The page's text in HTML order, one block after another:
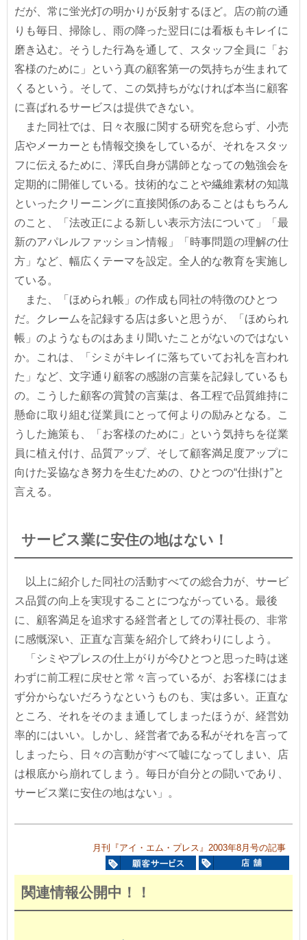
だが、常に蛍光灯の明かりが反射するほど。店の前の通
りも毎日、掃除し、雨の降った翌日には看板もキレイに
磨き込む。そうした行為を通して、スタッフ全員に「お
客様のために」という真の顧客第一の気持ちが生まれて
くるという。そして、この気持ちがなければ本当に顧客
に喜ばれるサービスは提供できない。
また同社では、日々衣服に関する研究を怠らず、小売
店やメーカーとも情報交換をしているが、それをスタッ
フに伝えるために、澤氏自身が講師となっての勉強会を
定期的に開催している。技術的なことや繊維素材の知識
といったクリーニングに直接関係のあることはもちろん
のこと、「法改正による新しい表示方法について」「最
新のアパレルファッション情報」「時事問題の理解の仕
方」など、幅広くテーマを設定。全人的な教育を実施し
ている。
また、「ほめられ帳」の作成も同社の特徴のひとつ
だ。クレームを記録する店は多いと思うが、「ほめられ
帳」のようなものはあまり聞いたことがないのではない
か。これは、「シミがキレイに落ちていてお礼を言われ
た」など、文字通り顧客の感謝の言葉を記録しているも
の。こうした顧客の賞賛の言葉は、各工程で品質維持に
懸命に取り組む従業員にとって何よりの励みとなる。こ
うした施策も、「お客様のために」という気持ちを従業
員に植え付け、品質アップ、そして顧客満足度アップに
向けた妥協なき努力を生むための、ひとつの“仕掛け”と
言える。
サービス業に安住の地はない！
以上に紹介した同社の活動すべての総合力が、サービ
ス品質の向上を実現することにつながっている。最後
に、顧客満足を追求する経営者としての澤社長の、非常
に感慨深い、正直な言葉を紹介して終わりにしよう。
「シミやプレスの仕上がりが今ひとつと思った時は迷
わずに前工程に戻せと常々言っているが、お客様にはま
ず分からないだろうなというものも、実は多い。正直な
ところ、それをそのまま通してしまったほうが、経営効
率的にはいい。しかし、経営者である私がそれを言って
しまったら、日々の言動がすべて嘘になってしまい、店
は根底から崩れてしまう。毎日が自分との闘いであり、
サービス業に安住の地はない」。
月刊『アイ・エム・プレス』2003年8月号の記事
関連情報公開中！！